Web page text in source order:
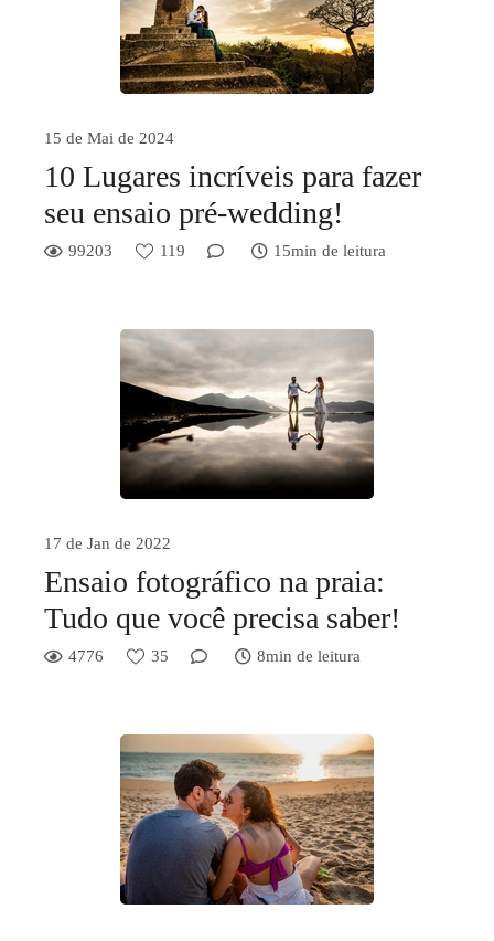
15 de Mai de 2024
10 Lugares incríveis para fazer
seu ensaio pré-wedding!
99203 119 15min de leitura
17 de Jan de 2022
Ensaio fotográfico na praia:
Tudo que você precisa saber!
4776 35 8min de leitura